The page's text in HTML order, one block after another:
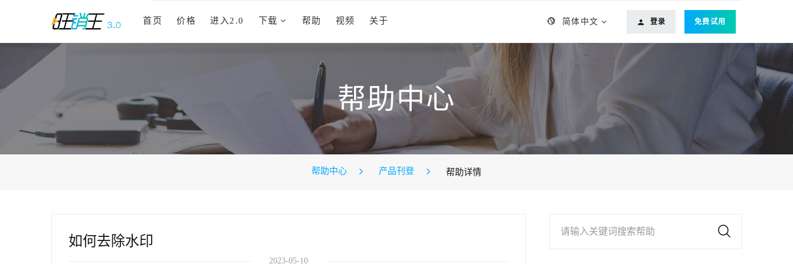
简体中文 登录 免费试用
首页 价格 进入2.0 下载 帮助 视频 关于
帮助中心
帮助中心 产品刊登 帮助详情
如何去除水印
2023-05-10
请输入关键词搜索帮助